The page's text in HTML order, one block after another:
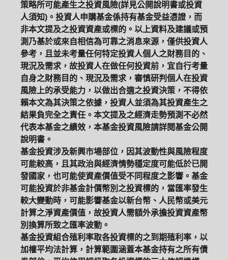
策略所可能產生之投資風險(詳見公開說明書或投資
人須知)。投資人申購基金係持有基金受益憑證，而
非本文提及之投資資產或標的。以上資料及建議或預
測乃基於或來自相信為可靠之消息來源，僅供投資人
參考，且並未考量任何特定投資人個人之財務目的、
現況及需求，故投資人在做任何投資前，宜自行考量
自身之財務目的、現況及需求，審慎研判個人在投資
風險上的承受能力，以做出合適之投資決策，不得依
賴本文為其決策之依據，投資人並須為其投資產生之
結果負完全之責任。本文提及之經濟走勢預測不必然
代表本基金之績效，本基金投資風險請詳閱基金公開
說明書。
基金投資涉及新興市場部位，因其波動性與風險程度
可能較高，且其政治與經濟情勢穩定度可能低於已開
發國家，也可能使資產價值受不同程度之影響。基金
可能投資於非基金計價幣別之投資標的，當匯率發生
較大變動時，可能影響基金以新台幣、人民幣或美元
計算之淨資產價值，故投資人需額外承擔投資資產幣
別換算所致之匯率波動。
基金投資組合殖利率取各投資標的之到期殖利率，以
加權平均法計算，計算範圍涵蓋本基金持有之所有債